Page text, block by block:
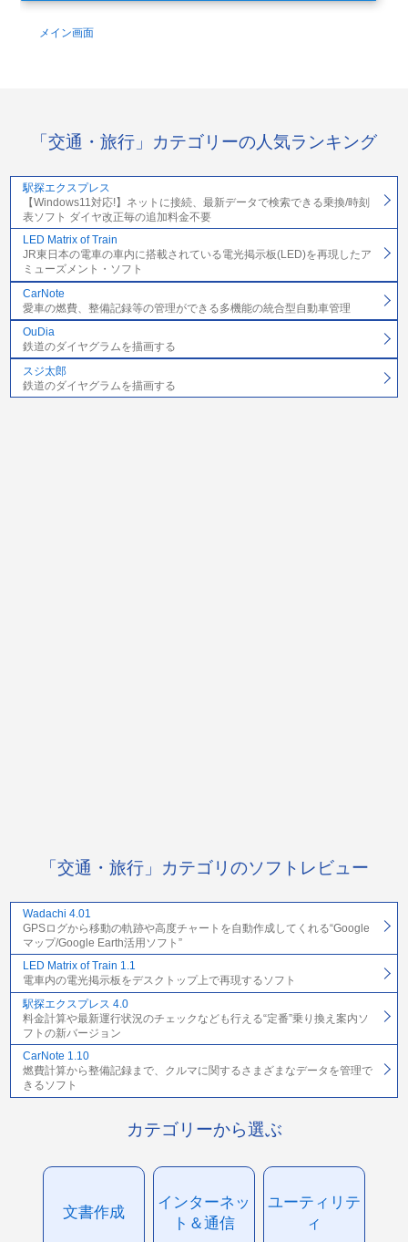
メイン画面
「交通・旅行」カテゴリーの人気ランキング
駅探エクスプレス
【Windows11対応!】ネットに接続、最新データで検索できる乗換/時刻
表ソフト ダイヤ改正毎の追加料金不要
LED Matrix of Train
JR東日本の電車の車内に搭載されている電光掲示板(LED)を再現したア
ミューズメント・ソフト
CarNote
愛車の燃費、整備記録等の管理ができる多機能の統合型自動車管理
OuDia
鉄道のダイヤグラムを描画する
スジ太郎
鉄道のダイヤグラムを描画する
「交通・旅行」カテゴリのソフトレビュー
Wadachi 4.01
GPSログから移動の軌跡や高度チャートを自動作成してくれる“Google
マップ/Google Earth活用ソフト”
LED Matrix of Train 1.1
電車内の電光掲示板をデスクトップ上で再現するソフト
駅探エクスプレス 4.0
料金計算や最新運行状況のチェックなども行える“定番”乗り換え案内ソ
フトの新バージョン
CarNote 1.10
燃費計算から整備記録まで、クルマに関するさまざまなデータを管理で
きるソフト
カテゴリーから選ぶ
文書作成
インターネッ
ト＆通信
ユーティリテ
ィ